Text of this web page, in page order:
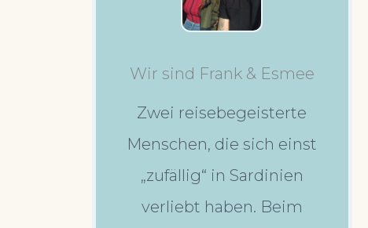
Wir sind Frank & Esmee
Zwei reisebegeisterte
Menschen, die sich einst
„zufällig“ in Sardinien
verliebt haben. Beim